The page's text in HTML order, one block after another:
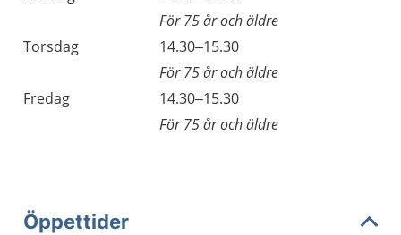
För 75 år och äldre
Torsdag
14.30–15.30
För 75 år och äldre
Fredag
14.30–15.30
För 75 år och äldre
Öppettider